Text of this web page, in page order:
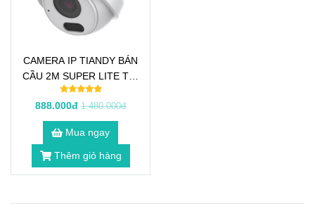
CAMERA IP TIANDY BÁN
CẦU 2M SUPER LITE TC-
C32HN
888.000đ 1.480.000đ
Mua ngay
Thêm giỏ hàng